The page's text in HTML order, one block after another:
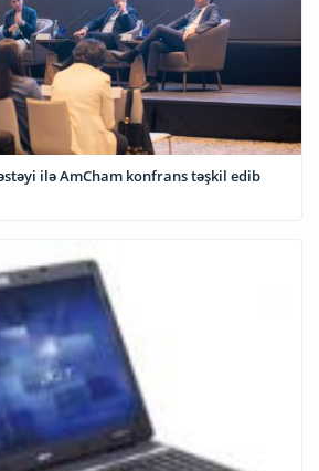
ilə AmCham konfrans təşkil edib